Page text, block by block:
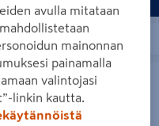
Suodattimet
Tintin 1kg
avulla mitataan
mainonnan
painamalla
valintojasi
linkin kautta.